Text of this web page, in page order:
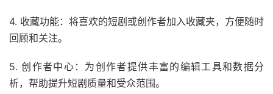
4. 收藏功能：将喜欢的短剧或创作者加入收藏夹，方便随时
回顾和关注。
5. 创作者中心：为创作者提供丰富的编辑工具和数据分
析，帮助提升短剧质量和受众范围。